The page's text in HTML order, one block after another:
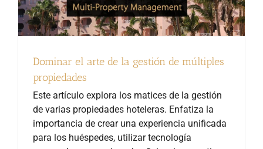
Dominar el arte de la gestión de múltiples
propiedades
Este artículo explora los matices de la gestión
de varias propiedades hoteleras. Enfatiza la
importancia de crear una experiencia unificada
para los huéspedes, utilizar tecnología